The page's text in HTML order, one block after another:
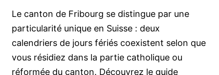
Le canton de Fribourg se distingue par une
particularité unique en Suisse : deux
calendriers de jours fériés coexistent selon que
vous résidiez dans la partie catholique ou
réformée du canton. Découvrez le guide